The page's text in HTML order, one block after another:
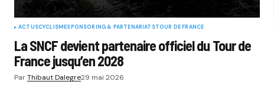
ACTUSCYCLISMESPONSORING & PARTENARIATSTOUR DE FRANCE
La SNCF devient partenaire officiel du Tour de
France jusqu’en 2028
ParThibaut Dalegre29 mai 2026